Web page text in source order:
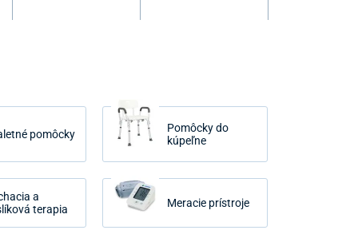
pomôcky
Pomôcky do
kúpeľne
a
terapia
Meracie prístroje